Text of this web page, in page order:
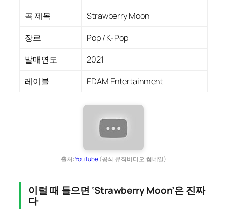
곡 제목
Strawberry Moon
장르
Pop / K-Pop
발매연도
2021
레이블
EDAM Entertainment
출처:YouTube(공식 뮤직비디오 썸네일)
이럴 때 들으면 ‘Strawberry Moon’은 진짜
다